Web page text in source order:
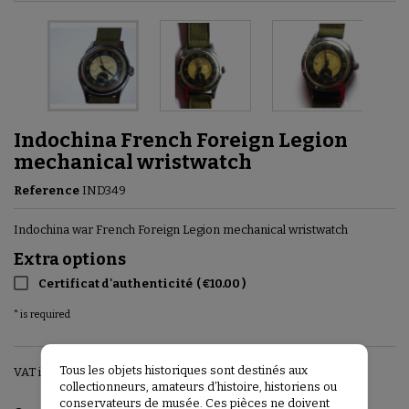
Indochina French Foreign Legion
mechanical wristwatch
Reference IND349
Indochina war French Foreign Legion mechanical wristwatch
Extra options
Certificat d'authenticité ( €10.00 )
* is required
VAT includedTous les objets historiques sont destinés aux
collectionneurs, amateurs d’histoire, historiens ou
conservateurs de musée. Ces pièces ne doivent